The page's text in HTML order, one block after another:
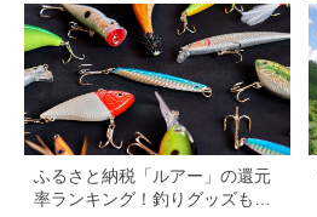
ふるさと納税「ルアー」の還元
率ランキング！釣りグッズもご